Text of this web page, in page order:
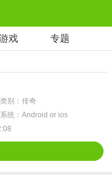
戏 专题
类别：传奇
系统：Android or ios